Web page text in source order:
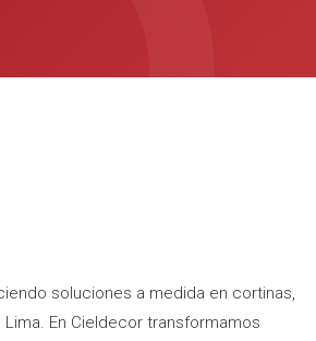
soluciones a medida en cortinas,
En Cieldecor transformamos